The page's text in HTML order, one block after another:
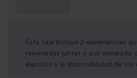
Esta caja incluye 2 experiencias
reservadas juntas o por separado
elección y la disponibilidad de los